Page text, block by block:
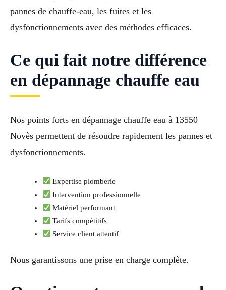
pannes de chauffe-eau, les fuites et les
dysfonctionnements avec des méthodes efficaces.
Ce qui fait notre différence
en dépannage chauffe eau
Nos points forts en dépannage chauffe eau à 13550
Novès permettent de résoudre rapidement les pannes et
dysfonctionnements.
Expertise plomberie
Intervention professionnelle
Matériel performant
Tarifs compétitifs
Service client attentif
Nous garantissons une prise en charge complète.